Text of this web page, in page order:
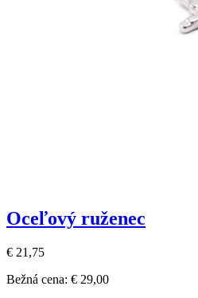
Oceľový ruženec
€ 21,75
Bežná cena: € 29,00